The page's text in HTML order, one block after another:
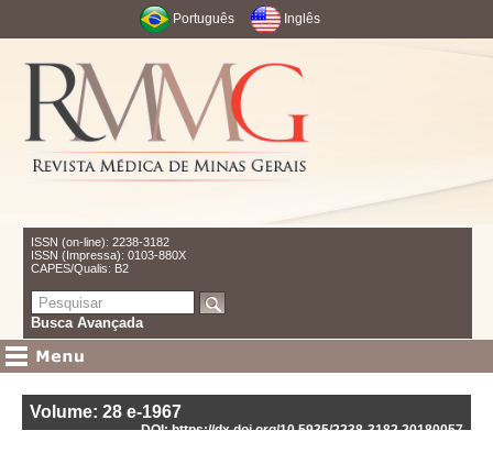
Português Inglês
ISSN (on-line): 2238-3182
ISSN (Impressa): 0103-880X
CAPES/Qualis: B2
Busca Avançada
Volume: 28 e-1967
DOI: https://dx.doi.org/10.5935/2238-3182.20180057